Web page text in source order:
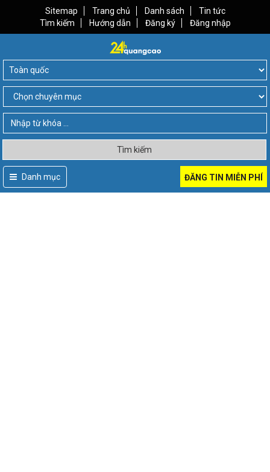
Sitemap Trang chủ Danh sách
Tin tức
Tìm kiếm
Hướng dẫn Đăng ký Đăng nhập
Tìm kiếm
Danh mục ĐĂNG TIN MIỄN PHÍ